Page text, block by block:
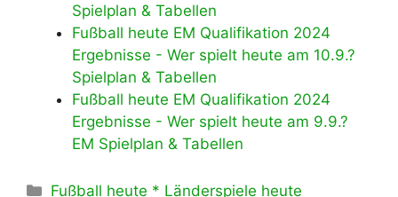
Spielplan & Tabellen
Fußball heute EM Qualifikation 2024
Ergebnisse - Wer spielt heute am 10.9.?
Spielplan & Tabellen
Fußball heute EM Qualifikation 2024
Ergebnisse - Wer spielt heute am 9.9.?
EM Spielplan & Tabellen
Kategorien
Fußball heute * Länderspiele heute